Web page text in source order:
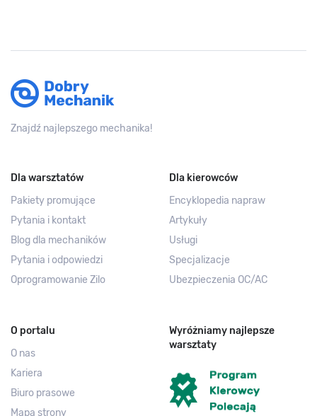
Znajdź najlepszego mechanika!
Dla warsztatów
Pakiety promujące
Pytania i kontakt
Blog dla mechaników
Pytania i odpowiedzi
Oprogramowanie Zilo
Dla kierowców
Encyklopedia napraw
Artykuły
Usługi
Specjalizacje
Ubezpieczenia OC/AC
O portalu
O nas
Kariera
Biuro prasowe
Mapa strony
Wyróżniamy najlepsze
warsztaty